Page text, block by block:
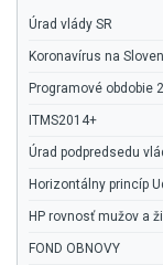
Úrad vlády SR
Koronavírus na
Programové obdobie
ITMS2014+
Úrad podpredsedu
Horizontálny princíp
HP rovnosť mužov a
FOND OBNOVY